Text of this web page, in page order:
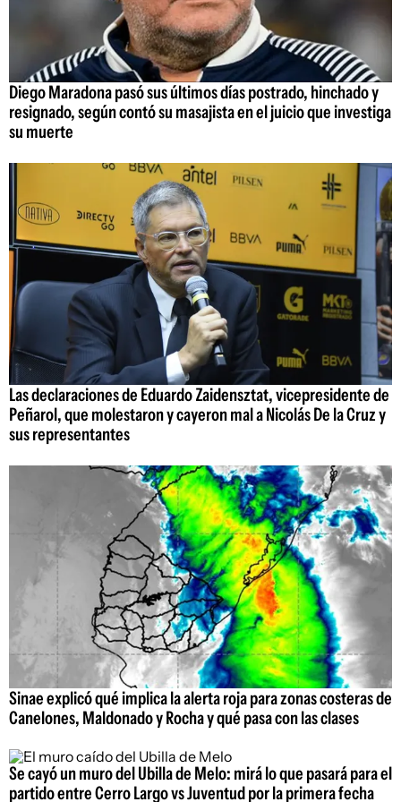
Diego Maradona pasó sus últimos días postrado, hinchado y
resignado, según contó su masajista en el juicio que investiga
su muerte
Las declaraciones de Eduardo Zaidensztat, vicepresidente de
Peñarol, que molestaron y cayeron mal a Nicolás De la Cruz y
sus representantes
Sinae explicó qué implica la alerta roja para zonas costeras de
Canelones, Maldonado y Rocha y qué pasa con las clases
Se cayó un muro del Ubilla de Melo: mirá lo que pasará para el
partido entre Cerro Largo vs Juventud por la primera fecha